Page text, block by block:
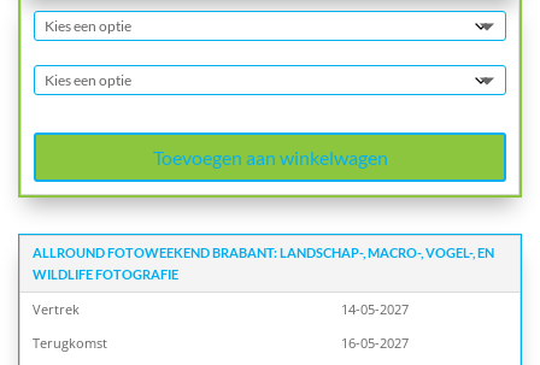
Toevoegen aan winkelwagen
ALLROUND FOTOWEEKEND BRABANT: LANDSCHAP-, MACRO-, VOGEL-, EN
WILDLIFE FOTOGRAFIE
Vertrek
14-05-2027
Terugkomst
16-05-2027